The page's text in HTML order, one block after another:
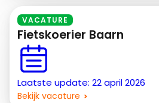
VACATURE
Fietskoerier Baarn
Laatste update: 22 april 2026
Bekijk vacature